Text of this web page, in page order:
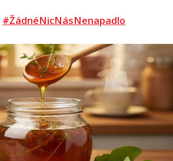
#ŽádnéNicNásNenapadlo